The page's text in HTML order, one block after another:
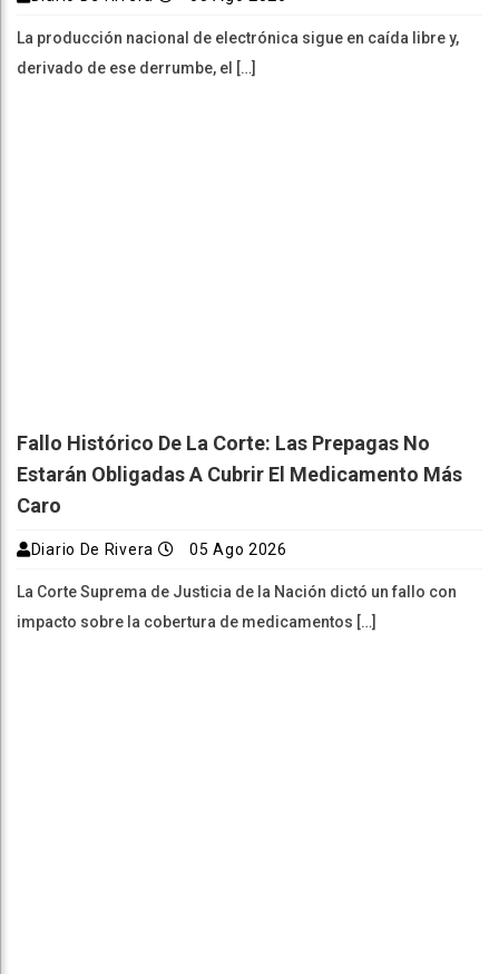
La producción nacional de electrónica sigue en caída libre y,
derivado de ese derrumbe, el […]
Fallo Histórico De La Corte: Las Prepagas No
Estarán Obligadas A Cubrir El Medicamento Más
Caro
Diario De Rivera 05 Ago 2026
La Corte Suprema de Justicia de la Nación dictó un fallo con
impacto sobre la cobertura de medicamentos […]